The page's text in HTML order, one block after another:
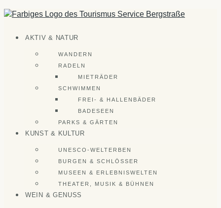
Zum
Inhalt
AKTIV & NATUR
WANDERN
RADELN
MIETRÄDER
SCHWIMMEN
FREI- & HALLENBÄDER
BADESEEN
PARKS & GÄRTEN
KUNST & KULTUR
UNESCO-WELTERBEN
BURGEN & SCHLÖSSER
MUSEEN & ERLEBNISWELTEN
THEATER, MUSIK & BÜHNEN
WEIN & GENUSS